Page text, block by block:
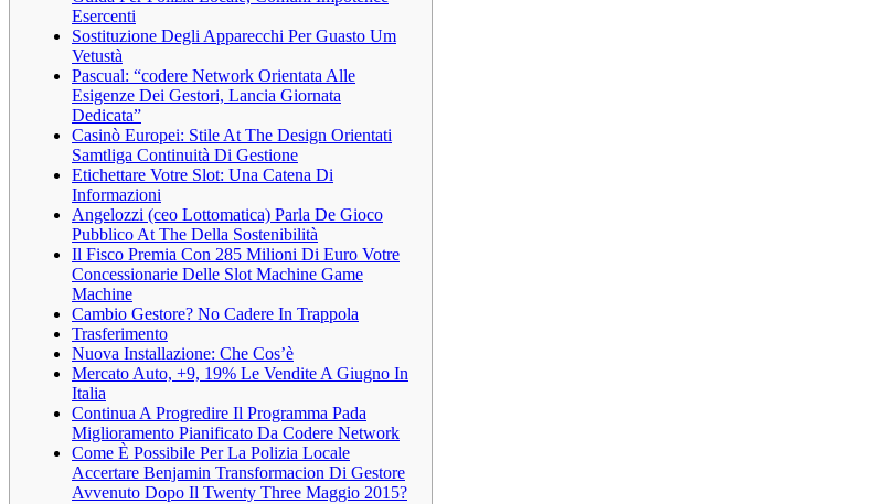
Esercenti
Sostituzione Degli Apparecchi Per Guasto Um
Vetustà
Pascual: “codere Network Orientata Alle
Esigenze Dei Gestori, Lancia Giornata
Dedicata”
Casinò Europei: Stile At The Design Orientati
Samtliga Continuità Di Gestione
Etichettare Votre Slot: Una Catena Di
Informazioni
Angelozzi (ceo Lottomatica) Parla De Gioco
Pubblico At The Della Sostenibilità
Il Fisco Premia Con 285 Milioni Di Euro Votre
Concessionarie Delle Slot Machine Game
Machine
Cambio Gestore? No Cadere In Trappola
Trasferimento
Nuova Installazione: Che Cos’è
Mercato Auto, +9, 19% Le Vendite A Giugno In
Italia
Continua A Progredire Il Programma Pada
Miglioramento Pianificato Da Codere Network
Come È Possibile Per La Polizia Locale
Accertare Benjamin Transformacion Di Gestore
Avvenuto Dopo Il Twenty Three Maggio 2015?